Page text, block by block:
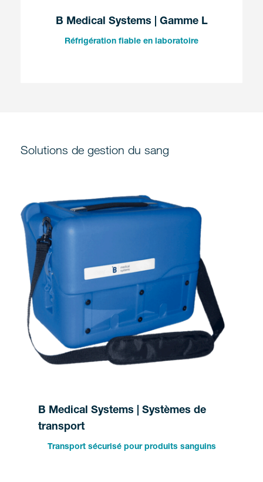
B Medical Systems | Gamme L
Réfrigération fiable en laboratoire
Solutions de gestion du sang
B Medical Systems | Systèmes de
transport
Transport sécurisé pour produits sanguins